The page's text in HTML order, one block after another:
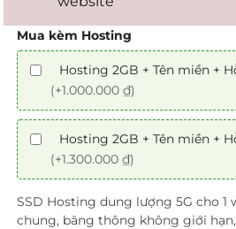
Mua kèm Hosting
Hosting 2GB + Tên miền +
(+1.000.000 ₫)
Hosting 2GB + Tên miền +
(+1.300.000 ₫)
SSD Hosting dung lượng 5G cho 1
chung, băng thông không giới